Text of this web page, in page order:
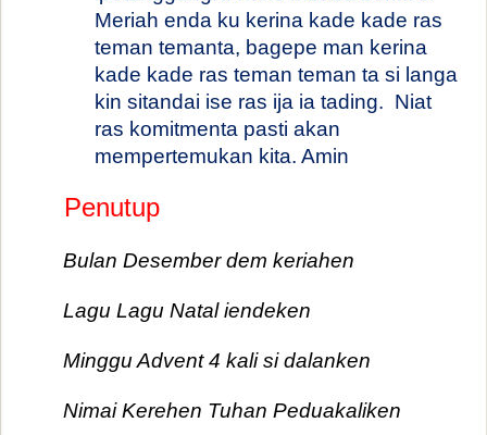
Meriah enda ku kerina kade kade ras
teman temanta, bagepe man kerina
kade kade ras teman teman ta si langa
kin sitandai ise ras ija ia tading. Niat
ras komitmenta pasti akan
mempertemukan kita. Amin
Penutup
Bulan Desember dem keriahen
Lagu Lagu Natal iendeken
Minggu Advent 4 kali si dalanken
Nimai Kerehen Tuhan Peduakaliken